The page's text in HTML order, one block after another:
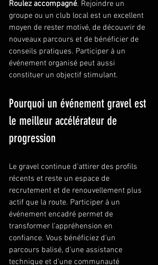
Roulez accompagné. Rejoindre un
groupe ou un club local est un excellent
moyen de rester motivé, de découvrir de
nouveaux parcours et de bénéficier de
conseils pratiques. Participer à un
événement organisé peut aussi
constituer un objectif stimulant.
Pourquoi un événement gravel est
le meilleur accélérateur de
progression
Le gravel continue d'attirer des profils
récents et reste un espace de
recrutement et de renouvellement plus
actif que la route. Participer à un
événement encadré permet de
transformer l'appréhension en
confiance. Vous bénéficiez d'un
parcours balisé, d'une assistance
technique et d'une communauté